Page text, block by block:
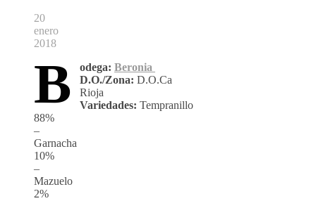
20
enero
2018
B odega: Beronia
D.O./Zona: D.O.Ca
Rioja
Variedades: Tempranillo
88%
–
Garnacha
10%
–
Mazuelo
2%